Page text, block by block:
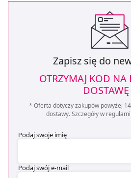
Zapisz się do
OTRZYMAJ KOD
DOSTAWĘ
* Oferta dotyczy zakupów powyżej
dostawy. Szczegóły w
Podaj swoje imię
Podaj swój e-mail